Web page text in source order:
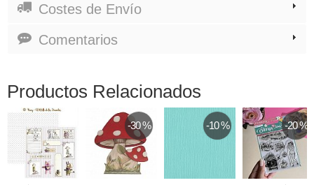
Costes de Envío
Comentarios
Productos Relacionados
-30 % -10 % -20 %